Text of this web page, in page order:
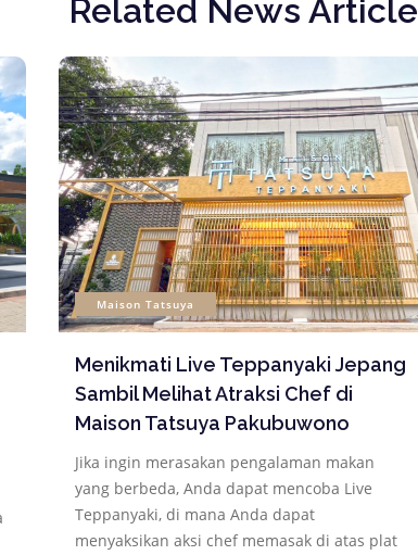
Related News Article
Maison Tatsuya
Menikmati Live Teppanyaki Jepang
Sambil Melihat Atraksi Chef di
Maison Tatsuya Pakubuwono
Jika ingin merasakan pengalaman makan
yang berbeda, Anda dapat mencoba Live
Teppanyaki, di mana Anda dapat
menyaksikan aksi chef memasak di atas plat